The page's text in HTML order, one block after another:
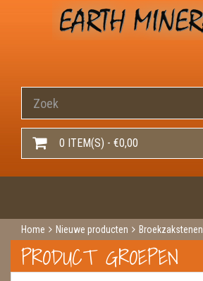
0 ITEM(S) - €0,00
Home Nieuwe producten Broekzakstenen
PRODUCT GROEPEN